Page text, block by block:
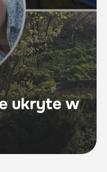
ukryte w